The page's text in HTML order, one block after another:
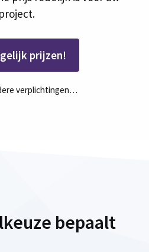
project.
prijzen!
verplichtingen…
bepaalt